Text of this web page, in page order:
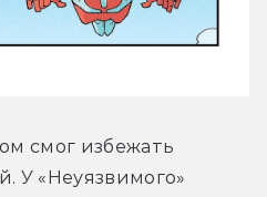
смог избежать
У «Неуязвимого»